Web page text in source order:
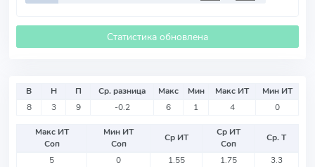
Статистика обновлена
В Н П Ср. разница Макс Мин Макс ИТ
Мин ИТ
8
3 9 -0.2 6 1 4 0
Макс ИТ
Соп
Мин ИТ
Соп
Ср ИТ
Ср ИТ
Соп
Ср. Т
5
0 1.55 1.75 3.3